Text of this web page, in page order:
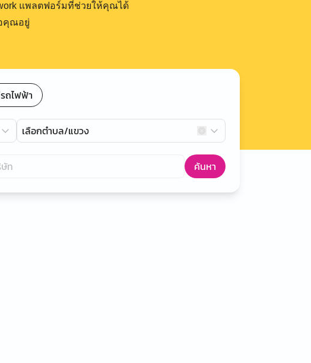
แพลตฟอร์มที่ช่วยให้คุณได้
คุณอยู่
ถไฟฟ้า
เลือกตำบล/แขวง
ค้นหา